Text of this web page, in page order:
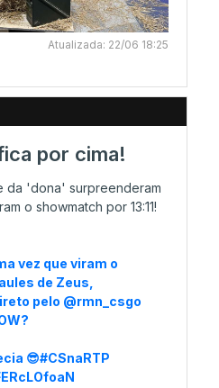
feira
Atualizada: 22/06 18:25
por cima!
da 'dona' surpreenderam
o showmatch por 13:11!
vez que viram o
de Zeus,
pelo @rmn_csgo
?
😎#CSnaRTP